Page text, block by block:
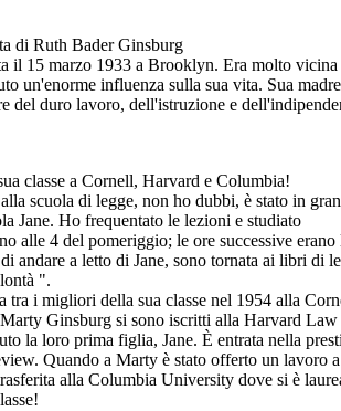
di Ruth Bader Ginsburg
il 15 marzo 1933 a Brooklyn. Era molto vicina
un'enorme influenza sulla sua vita. Sua
del duro lavoro, dell'istruzione e
classe a Cornell, Harvard e Columbia!
scuola di legge, non ho dubbi, è stato in
Jane. Ho frequentato le lezioni e studiato
alle 4 del pomeriggio; le ore successive
andare a letto di Jane, sono tornata ai libri di
".
tra i migliori della sua classe nel 1954 alla
Ginsburg si sono iscritti alla Harvard Law
la loro prima figlia, Jane. È entrata nella
Quando a Marty è stato offerto un lavoro
alla Columbia University dove si è